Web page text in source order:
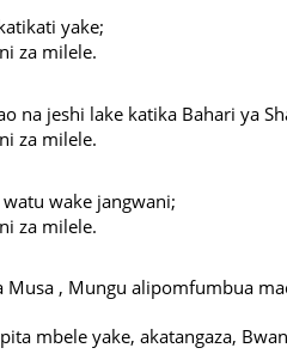
yake;
za milele.
na jeshi lake katika Bahari ya
za milele.
wake jangwani;
za milele.
, Mungu alipomfumbua
mbele yake, akatangaza,